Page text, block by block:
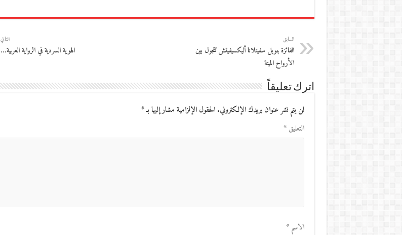
السابق
الفائزة بنوبل سفيتلانا أليكسيفيتش تتجول بين
الأرواح الميتة
التالي
الهوية السردية في الرواية العربية…
اترك تعليقاً
لن يتم نشر عنوان بريدك الإلكتروني. الحقول الإلزامية مشار إليها بـ*
التعليق*
الاسم*